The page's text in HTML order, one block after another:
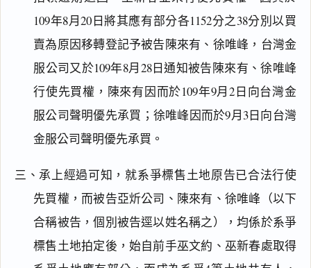
109年8月20日將其應有部分各1152分之38分別以買
賣為原因移轉登記予被告陳來有、徐唯峰，台灣金
服公司又於109年8月28日通知被告陳來有、徐唯峰
行使先買權，陳來有因而於109年9月2日向台灣金
服公司聲明優先承買；徐唯峰因而於9月3日向台灣
金服公司聲明優先承買。
三、承上經過可知，就系爭標售土地原告已合法行使
先買權，而被告亞炘公司、陳來有、徐唯峰（以下
合稱被告，個別被告逕以姓名稱之），均係於系爭
標售土地拍定後，始自前手巫文約、巫新春處取得